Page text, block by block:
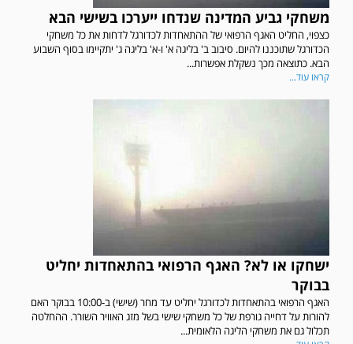
משחקי גביע המדינה שנדחו ייערכו בשישי הבא
כצפוי, החליט האגף הרפואי של ההתאחדות לכדורגל לדחות את כל משחקי
הכדורגל שתוכננו להיום. סיבוב ב' בליגה א' ו-א' בליגה ג' יתקיימו בסוף השבוע
הבא. כתוצאה מכך נשקלת אפשרות...
קראו עוד...
ישחקו או לא? האגף הרפואי בהתאחדות יחליט
בבוקר
האגף הרפואי בהתאחדות לכדורגל יחליט עד מחר (שישי) ב-10:00 בבוקר האם
להורות על דחייה גורפת של כל משחקי שישי בשל מזג האוויר השורר. ההחלטה
תכלול גם את משחקי הליגה הלאומית...